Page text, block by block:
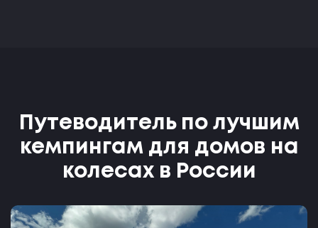
Путеводитель по лучшим
кемпингам для домов на
колесах в России